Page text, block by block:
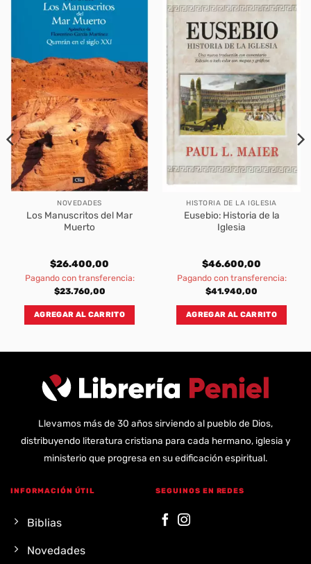
NOVEDADES
Los Manuscritos del Mar
Muerto
$26.400,00
Pagando con transferencia:
$23.760,00
AGREGAR AL CARRITO
HISTORIA DE LA IGLESIA
Eusebio: Historia de la
Iglesia
$46.600,00
Pagando con transferencia:
$41.940,00
AGREGAR AL CARRITO
Llevamos más de 30 años sirviendo al pueblo de Dios,
distribuyendo literatura cristiana para cada hermano, iglesia y
ministerio que progresa en su edificación espiritual.
INFORMACIÓN ÚTIL
Biblias
Novedades
SEGUINOS EN REDES